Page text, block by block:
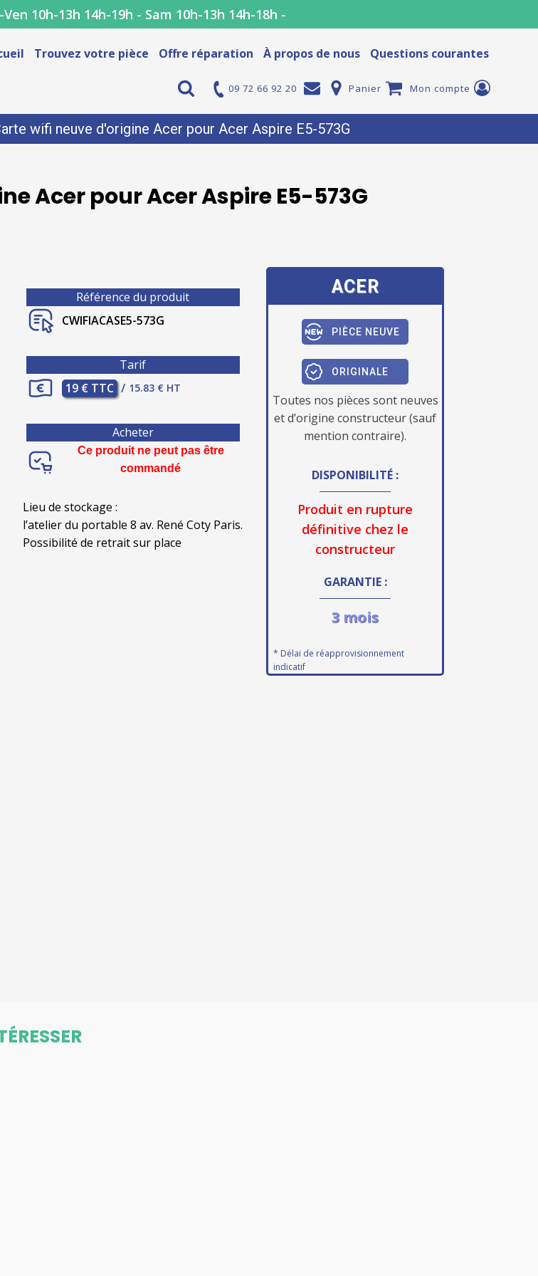
10h-13h 14h-19h - Sam 10h-13h 14h-18h -
Trouvez votre pièce Offre réparation À propos de nous Questions courantes
09 72 66 92 20 Panier Mon compte
wifi neuve d'origine Acer pour Acer Aspire E5-573G
Acer pour Acer Aspire E5-573G
Référence du produit
CWIFIACASE5-573G
Tarif
19 € TTC / 15.83 € HT
Acheter
Ce produit ne peut pas être
commandé
Lieu de stockage :
l’atelier du portable 8 av. René Coty Paris.
Possibilité de retrait sur place
ACER
PIÈCE NEUVE
ORIGINALE
Toutes nos pièces sont neuves
et d’origine constructeur (sauf
mention contraire).
DISPONIBILITÉ :
Produit en rupture
définitive chez le
constructeur
GARANTIE :
3 mois
* Délai de réapprovisionnement
indicatif